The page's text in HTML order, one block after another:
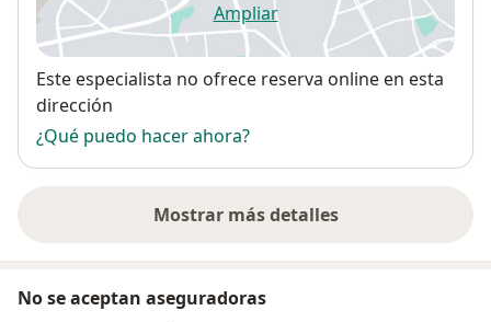
Ampliarse abre en una nueva
Disponibilidad
Este especialista no ofrece reserva online en esta
dirección
¿Qué puedo hacer ahora?
Mostrar más detalles
sobre la dirección
No se aceptan aseguradoras